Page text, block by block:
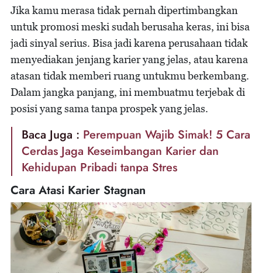
Jika kamu merasa tidak pernah dipertimbangkan
untuk promosi meski sudah berusaha keras, ini bisa
jadi sinyal serius. Bisa jadi karena perusahaan tidak
menyediakan jenjang karier yang jelas, atau karena
atasan tidak memberi ruang untukmu berkembang.
Dalam jangka panjang, ini membuatmu terjebak di
posisi yang sama tanpa prospek yang jelas.
Baca Juga : Perempuan Wajib Simak! 5 Cara
Cerdas Jaga Keseimbangan Karier dan
Kehidupan Pribadi tanpa Stres
Cara Atasi Karier Stagnan